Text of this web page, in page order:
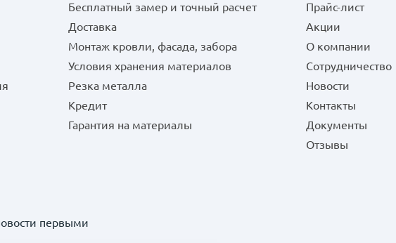
Бесплатный замер и точный расчет
Доставка
Монтаж кровли, фасада, забора
Условия хранения материалов
Резка металла
Кредит
Гарантия на материалы
Прайс-лист
Акции
О компании
Сотрудничество
Новости
Контакты
Документы
Отзывы
первыми